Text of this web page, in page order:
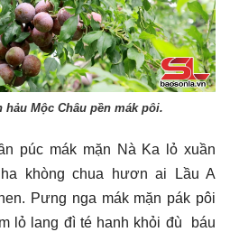
hảu Mộc Châu pền mák pôi.
púc mák mặn Nà Ka lỏ xuần
khòng chua hươn ai Lầu A
Pưng nga mák mặn pák pôi
lỏ lang đì té hanh khỏi đù báu